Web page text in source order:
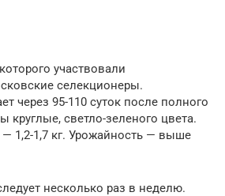
участвовали
селекционеры.
через 95-110 суток после полного
круглые, светло-зеленого цвета.
1,2-1,7 кг. Урожайность — выше
несколько раз в неделю.